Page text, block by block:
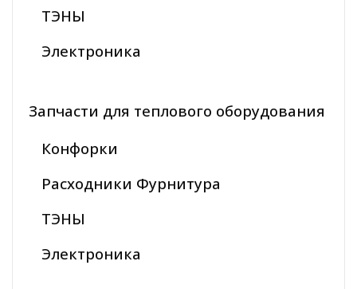
ТЭНЫ
Электроника
Запчасти для теплового оборудования
Конфорки
Расходники Фурнитура
ТЭНЫ
Электроника